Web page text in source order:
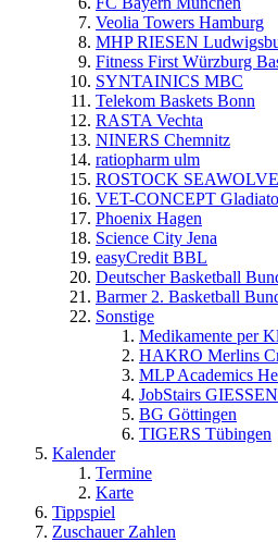
Veolia Towers Hamburg
MHP RIESEN
Fitness First Würzburg
SYNTAINICS MBC
Telekom Baskets Bonn
RASTA Vechta
NINERS Chemnitz
ratiopharm ulm
ROSTOCK
VET-CONCEPT
Phoenix Hagen
Science City Jena
easyCredit BBL
Deutscher Basketball
Barmer 2. Basketball
Sonstige
Medikamente per
HAKRO Merlins
MLP Academics
JobStairs
BG Göttingen
TIGERS Tübingen
Kalender
Termine
Karte
Tippspiel
Zuschauer Zahlen